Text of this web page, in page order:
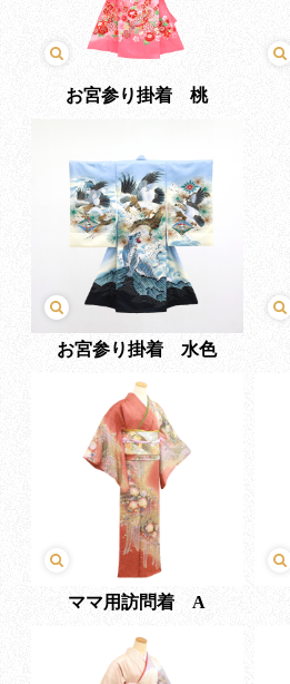
お宮参り掛着 桃
お宮参り掛着 水色
ママ用訪問着 A